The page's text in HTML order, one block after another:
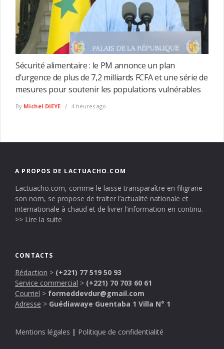
Sécurité alimentaire : le PM annonce un plan
d’urgence de plus de 7,2 milliards FCFA et une série de
mesures pour soutenir les populations vulnérables
By Michel DIEYE 4 heures ago
A PROPOS DE LACTUACHO.COM
Lactuacho.com, comme le laisse transparaître en filigrane
son nom, se propose de traiter l’actualité nationale et
internationale à chaud et de livrer l’information en continu.
>> Lire la suite
CONTACTS
Rédaction > (+221) 77 519 50 93
Service commercial > (+221) 70 703 60 61
Courriel > formeddevdur@gmail.com
Adresse > Guédiawaye Guentaba 1 Villa N° 1
Mentions légales | Politique de confidentialité